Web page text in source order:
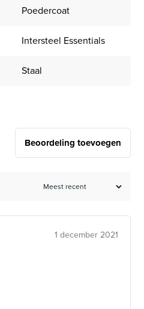
Poedercoat
Intersteel Essentials
Staal
Beoordeling toevoegen
1 december 2021